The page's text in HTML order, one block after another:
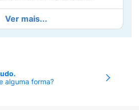
e multifuncional é um
de choque positivo
enriquecida comVitamina
celular). Além
os inovadores
Ver mais...
alguma forma?